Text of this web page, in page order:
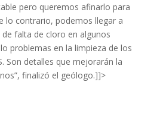
pero queremos afinarlo para
lo contrario, podemos llegar a
falta de cloro en algunos
problemas en la limpieza de los
Son detalles que mejorarán la
finalizó el geólogo.]]>